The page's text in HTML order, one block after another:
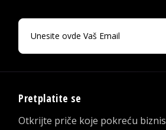
Pretplatite se
Otkrijte priče koje pokreću biznis